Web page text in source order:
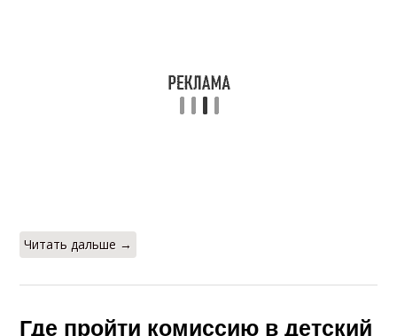
Читать дальше →
Где пройти комиссию в детский